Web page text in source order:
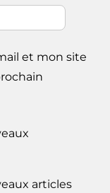
et mon site
articles